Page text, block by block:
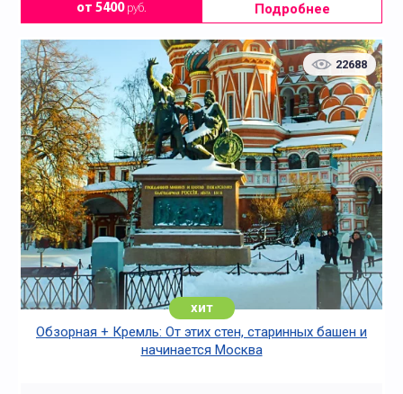
от 5400руб. Подробнее
22688
хит
Обзорная + Кремль: От этих стен, старинных башен и
начинается Москва